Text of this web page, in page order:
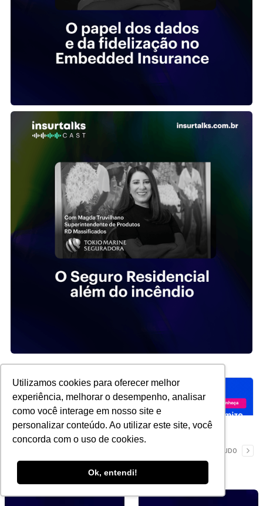
Utilizamos cookies para oferecer melhor
experiência, melhorar o desempenho, analisar
como você interage em nosso site e
personalizar conteúdo. Ao utilizar este site, você
concorda com o uso de cookies.
Ok, entendi!
VER TUDO